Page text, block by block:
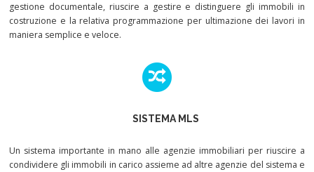
gestione documentale, riuscire a gestire e distinguere gli immobili in
costruzione e la relativa programmazione per ultimazione dei lavori in
maniera semplice e veloce.
SISTEMA MLS
Un sistema importante in mano alle agenzie immobiliari per riuscire a
condividere gli immobili in carico assieme ad altre agenzie del sistema e